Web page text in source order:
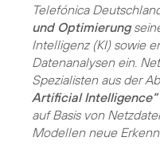
Telefónica
und Optimierung
Intelligenz (KI) sowie
Datenanalysen ein.
Spezialisten aus der
Artificial Intelligence“
auf Basis von
Modellen neue